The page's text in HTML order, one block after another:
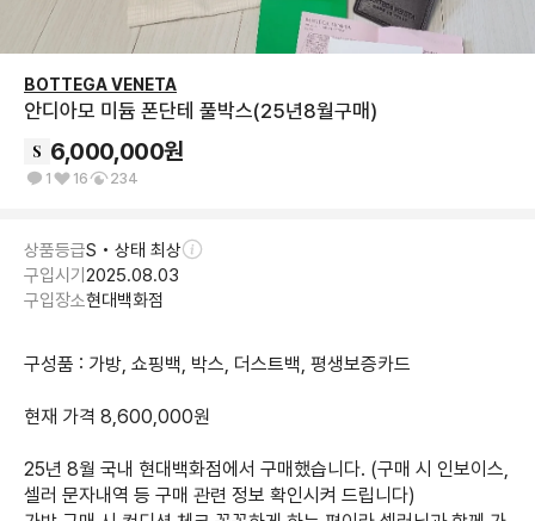
BOTTEGA VENETA
안디아모 미듐 폰단테 풀박스(25년8월구매)
6,000,000원
1 16 234
상품등급S • 상태 최상
구입시기 2025.08.03
구입장소현대백화점
구성품 : 가방, 쇼핑백, 박스, 더스트백, 평생보증카드
현재 가격 8,600,000원
25년 8월 국내 현대백화점에서 구매했습니다. (구매 시 인보이스,
셀러 문자내역 등 구매 관련 정보 확인시켜 드립니다)